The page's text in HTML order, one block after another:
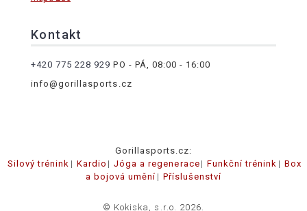
Kontakt
+420 775 228 929 PO - PÁ, 08:00 - 16:00
info@gorillasports.cz
Gorillasports.cz:
Silový trénink
Kardio Jóga a regenerace Funkční trénink
Box
a bojová umění
Příslušenství
© Kokiska, s.r.o. 2026.